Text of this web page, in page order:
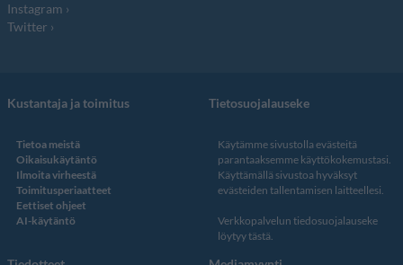
Instagram
Twitter
Kustantaja ja toimitus
Tietoa meistä
Oikaisukäytäntö
Ilmoita virheestä
Toimitusperiaatteet
Eettiset ohjeet
AI-käytäntö
Tietosuojalauseke
Käytämme sivustolla evästeitä
parantaaksemme käyttökokemustasi.
Käyttämällä sivustoa hyväksyt
evästeiden tallentamisen laitteellesi.
Verkkopalvelun tiedosuojalauseke
löytyy tästä.